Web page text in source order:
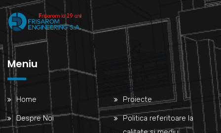
Meniu
Home Proiecte
Despre Noi
Politica referitoare la